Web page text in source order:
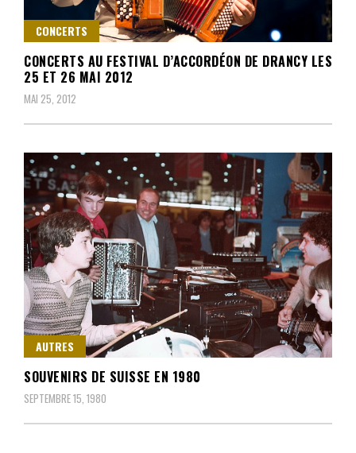
CONCERTS
CONCERTS AU FESTIVAL D’ACCORDÉON DE DRANCY LES
25 ET 26 MAI 2012
MAI 25, 2012
AUTRES
SOUVENIRS DE SUISSE EN 1980
SEPTEMBRE 15, 1980